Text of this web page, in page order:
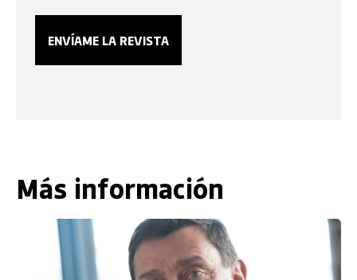
Más información